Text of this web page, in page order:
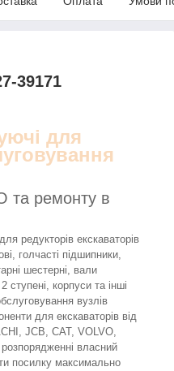
39171
для
та ремонту в
редукторів екскаваторів
голчасті підшипники,
шестерні, вали
ступені, корпуси та інші
вузлів
для екскаваторів від
JCB, CAT, VOLVO,
власний
посилку максимально